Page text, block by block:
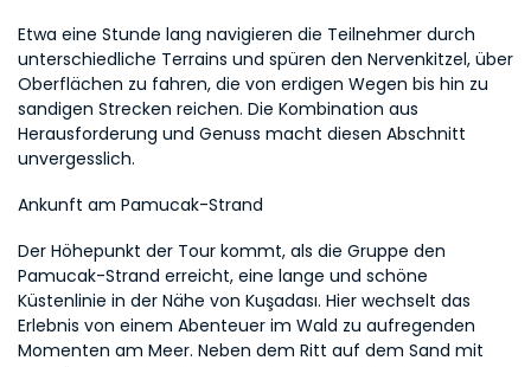
Etwa eine Stunde lang navigieren die Teilnehmer durch
unterschiedliche Terrains und spüren den Nervenkitzel, über
Oberflächen zu fahren, die von erdigen Wegen bis hin zu
sandigen Strecken reichen. Die Kombination aus
Herausforderung und Genuss macht diesen Abschnitt
unvergesslich.
Ankunft am Pamucak-Strand
Der Höhepunkt der Tour kommt, als die Gruppe den
Pamucak-Strand erreicht, eine lange und schöne
Küstenlinie in der Nähe von Kuşadası. Hier wechselt das
Erlebnis von einem Abenteuer im Wald zu aufregenden
Momenten am Meer. Neben dem Ritt auf dem Sand mit